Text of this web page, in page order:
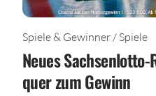
Spiele & Gewinner / Spiele
Neues
quer zum Gewinn